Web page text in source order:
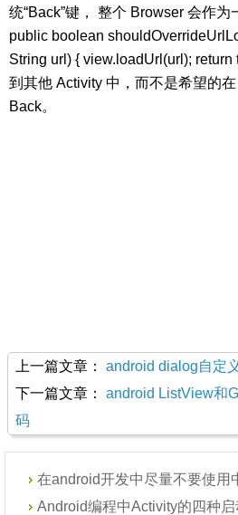
统“Back”键， 整个 Browser 会作为
public boolean
String url) { view.loadUrl(url); return
到其他 Activity 中，而不是希望的
Back。
上一篇文章： android dialog自定
下一篇文章： android ListView和
码
在android开发中尽量不要使用
Android编程中Activity的四种